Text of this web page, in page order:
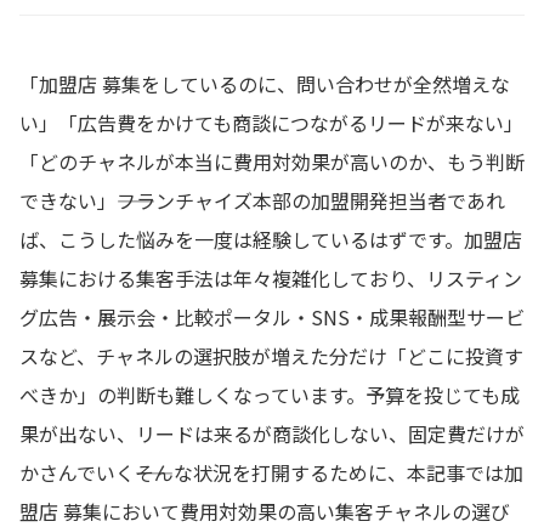
「加盟店 募集をしているのに、問い合わせが全然増えな
い」「広告費をかけても商談につながるリードが来ない」
「どのチャネルが本当に費用対効果が高いのか、もう判断
できない」――フランチャイズ本部の加盟開発担当者であれ
ば、こうした悩みを一度は経験しているはずです。加盟店
募集における集客手法は年々複雑化しており、リスティン
グ広告・展示会・比較ポータル・SNS・成果報酬型サービ
スなど、チャネルの選択肢が増えた分だけ「どこに投資す
べきか」の判断も難しくなっています。予算を投じても成
果が出ない、リードは来るが商談化しない、固定費だけが
かさんでいく――そんな状況を打開するために、本記事では加
盟店 募集において費用対効果の高い集客チャネルの選び